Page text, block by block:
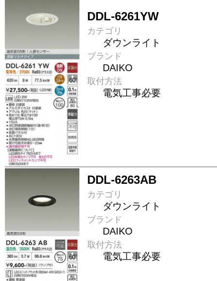
DDL-6261YW
カテゴリ
ダウンライト
ブランド
DAIKO
取付方法
電気工事必要
DDL-6263AB
カテゴリ
ダウンライト
ブランド
DAIKO
取付方法
電気工事必要